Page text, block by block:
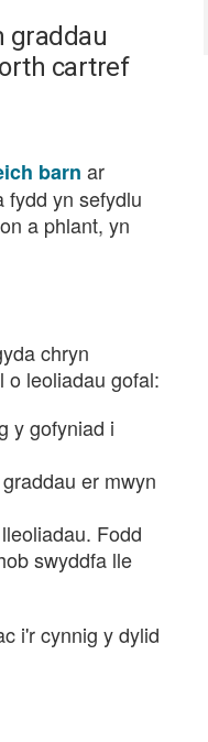
graddau
cartref
barn ar
fydd yn sefydlu
a phlant, yn
chryn
o leoliadau gofal:
y gofyniad i
er mwyn
Fodd
swyddfa lle
i'r cynnig y dylid